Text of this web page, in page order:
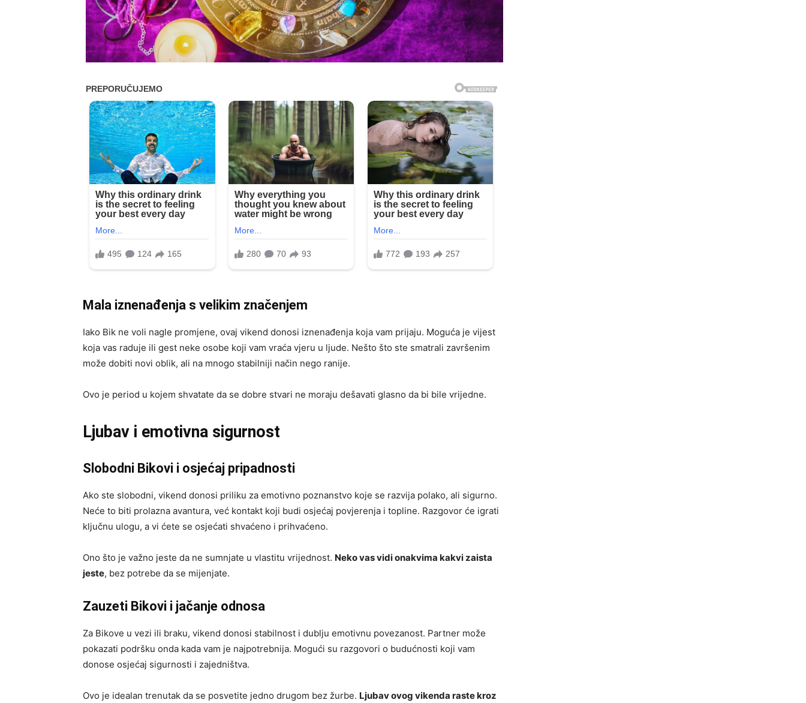
Mala iznenađenja s velikim značenjem
Iako Bik ne voli nagle promjene, ovaj vikend donosi iznenađenja koja vam prijaju. Moguća je vijest
koja vas raduje ili gest neke osobe koji vam vraća vjeru u ljude. Nešto što ste smatrali završenim
može dobiti novi oblik, ali na mnogo stabilniji način nego ranije.
Ovo je period u kojem shvatate da se dobre stvari ne moraju dešavati glasno da bi bile vrijedne.
Ljubav i emotivna sigurnost
Slobodni Bikovi i osjećaj pripadnosti
Ako ste slobodni, vikend donosi priliku za emotivno poznanstvo koje se razvija polako, ali sigurno.
Neće to biti prolazna avantura, već kontakt koji budi osjećaj povjerenja i topline. Razgovor će igrati
ključnu ulogu, a vi ćete se osjećati shvaćeno i prihvaćeno.
Ono što je važno jeste da ne sumnjate u vlastitu vrijednost. Neko vas vidi onakvima kakvi zaista
jeste, bez potrebe da se mijenjate.
Zauzeti Bikovi i jačanje odnosa
Za Bikove u vezi ili braku, vikend donosi stabilnost i dublju emotivnu povezanost. Partner može
pokazati podršku onda kada vam je najpotrebnija. Mogući su razgovori o budućnosti koji vam
donose osjećaj sigurnosti i zajedništva.
Ovo je idealan trenutak da se posvetite jedno drugom bez žurbe. Ljubav ovog vikenda raste kroz